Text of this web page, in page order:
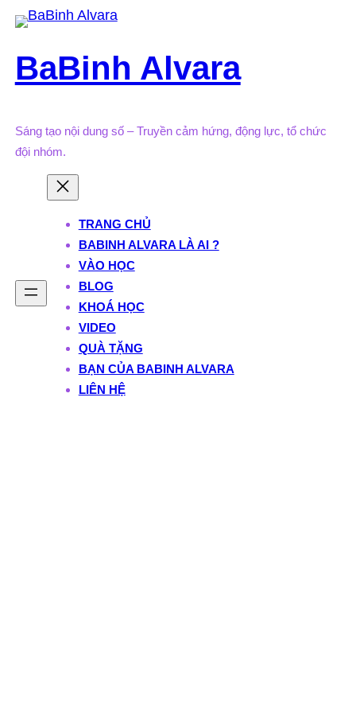
Skip
content
BaBinh Alvara
Sáng tạo nội dung số – Truyền cảm hứng, động lực, tổ chức
đội nhóm.
TRANG CHỦ
BABINH ALVARA LÀ AI ?
VÀO HỌC
BLOG
KHOÁ HỌC
VIDEO
QUÀ TẶNG
BẠN CỦA BABINH ALVARA
LIÊN HỆ